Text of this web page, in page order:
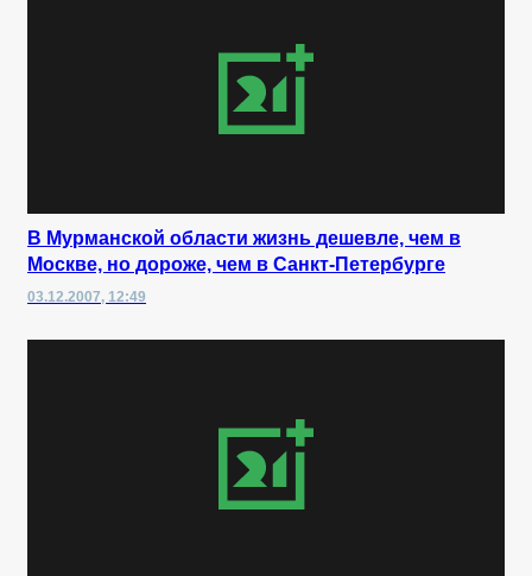
В Мурманской области жизнь дешевле, чем в
Москве, но дороже, чем в Санкт-Петербурге
03.12.2007, 12:49